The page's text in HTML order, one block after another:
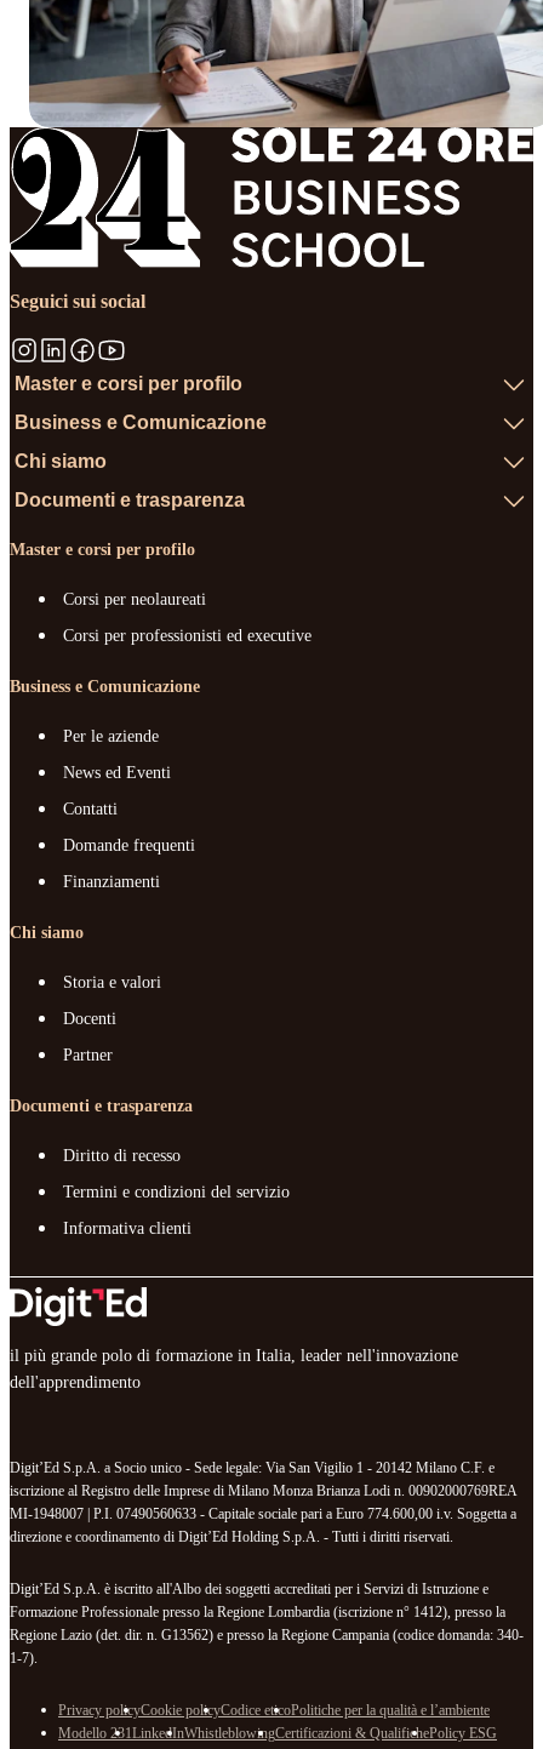
Seguici sui social
Master e corsi per profilo
Business e Comunicazione
Chi siamo
Documenti e trasparenza
Master e corsi per profilo
Corsi per neolaureati
Corsi per professionisti ed executive
Business e Comunicazione
Per le aziende
News ed Eventi
Contatti
Domande frequenti
Finanziamenti
Chi siamo
Storia e valori
Docenti
Partner
Documenti e trasparenza
Diritto di recesso
Termini e condizioni del servizio
Informativa clienti
il più grande polo di formazione in Italia, leader nell'innovazione
dell'apprendimento
Digit’Ed S.p.A. a Socio unico - Sede legale: Via San Vigilio 1 - 20142 Milano C.F. e
iscrizione al Registro delle Imprese di Milano Monza Brianza Lodi n. 00902000769REA
MI-1948007 | P.I. 07490560633 - Capitale sociale pari a Euro 774.600,00 i.v. Soggetta a
direzione e coordinamento di Digit’Ed Holding S.p.A. - Tutti i diritti riservati.
Digit’Ed S.p.A. è iscritto all'Albo dei soggetti accreditati per i Servizi di Istruzione e
Formazione Professionale presso la Regione Lombardia (iscrizione n° 1412), presso la
Regione Lazio (det. dir. n. G13562) e presso la Regione Campania (codice domanda: 340-
1-7).
Privacy policyCookie policyCodice eticoPolitiche per la qualità e l’ambiente
Modello 231LinkedInWhistleblowingCertificazioni & QualifichePolicy ESG